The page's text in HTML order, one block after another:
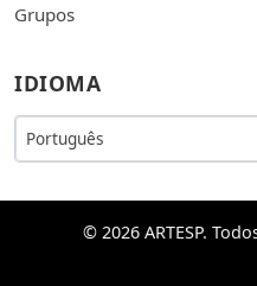
Grupos
IDIOMA
© 2026 ARTESP.